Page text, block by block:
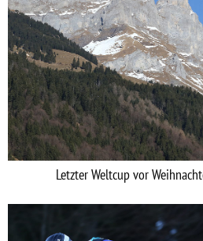
Letzter Weltcup vor